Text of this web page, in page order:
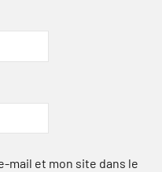
mail et mon site dans le